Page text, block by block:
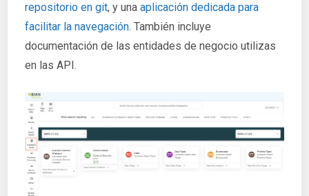
repositorio en git, y una aplicación dedicada para
facilitar la navegación. También incluye
documentación de las entidades de negocio utilizas
en las API.